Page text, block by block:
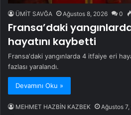
ÜMİT SAVĞA Ağustos 8, 2026 0
Fransa’daki
hayatını kaybetti
Fransa'daki yangınlarda 4 itfaiye eri
fazlası yaralandı.
Devamını Oku »
MEHMET HAZBİN KAZBEK Ağustos